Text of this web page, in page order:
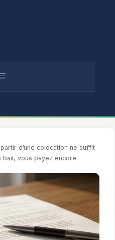
MENU
d’une colocation ne suffit
bail, vous payez encore